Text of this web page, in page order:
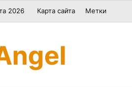
2026 Карта сайта Метки